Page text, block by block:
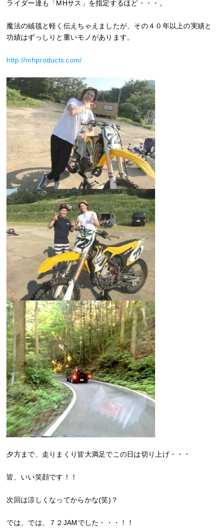
ライダー達も「MHサス」を指定するほど・・・。
魔法の絨毯と軽く伝えちゃえましたが、その４０年以上の実績と
功績はずっしりと重いモノがあります。
http://mhproducts.com/
夕方まで、走りまくり皆大満足でこの日は切り上げ・・・
皆、いい笑顔です！！
次回は涼しくなってからかな(笑)？
では、では、７２JAMでした・・・！！